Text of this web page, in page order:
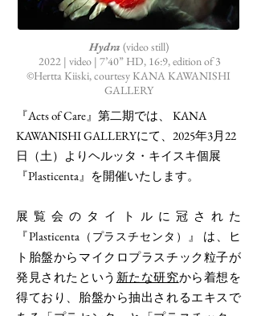
Hydra (video still)
2022 | video | 7’40” HD, 16:9, edition of 3
©Hertta Kiiski, courtesy KANA KAWANISHI
GALLERY
『Acts of Care』第二期では、 KANA
KAWANISHI GALLERYにて、2025年3月22
日（土）よりヘルッタ・キイスキ個展
『Plasticenta』を開催いたします。
展覧会のタイトルに冠された
『Plasticenta（プラスチセンタ）
』 は、ヒ
ト胎盤からマイクロプラスチック粒子が
発見されたという 新たな研究から着想を
得ており、胎盤から抽出されるエキスで